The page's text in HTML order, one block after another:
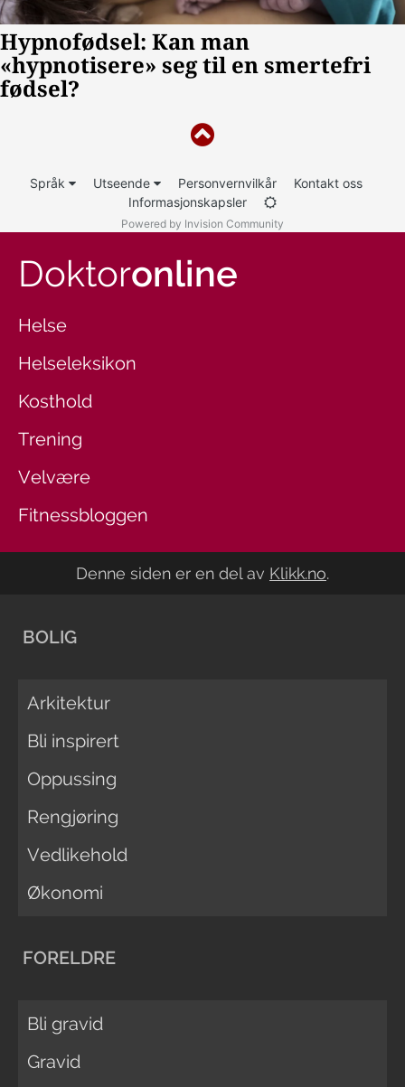
Språk Utseende Personvernvilkår
Kontakt oss
Informasjonskapsler
Powered by Invision Community
Doktoronline
Helse
Helseleksikon
Kosthold
Trening
Velvære
Fitnessbloggen
Denne siden er en del av Klikk.no.
BOLIG
Arkitektur
Bli inspirert
Oppussing
Rengjøring
Vedlikehold
Økonomi
FORELDRE
Bli gravid
Gravid